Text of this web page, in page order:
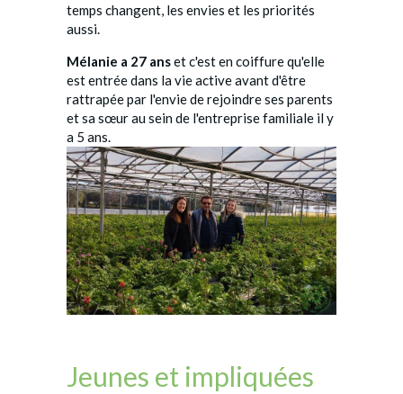
temps changent, les envies et les priorités
aussi.
Mélanie a 27 anset c'est en coiffure qu'elle
est entrée dans la vie active avant d'être
rattrapée par l'envie de rejoindre ses parents
et sa sœur au sein de l'entreprise familiale il y
a 5 ans.
Jeunes et impliquées